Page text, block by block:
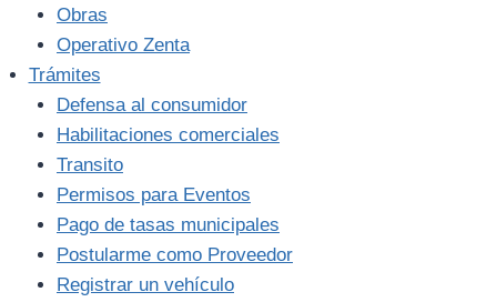
Obras
Operativo Zenta
Trámites
Defensa al consumidor
Habilitaciones comerciales
Transito
Permisos para Eventos
Pago de tasas municipales
Postularme como Proveedor
Registrar un vehículo